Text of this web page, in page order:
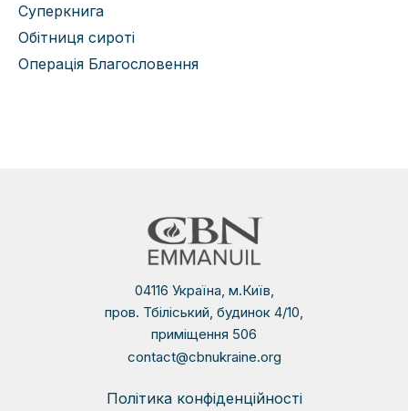
Суперкнига
Обітниця сироті
Операція Благословення
04116 Україна, м.Київ,
пров. Тбіліський, будинок 4/10,
приміщення 506
contact@cbnukraine.org
Політика конфіденційності